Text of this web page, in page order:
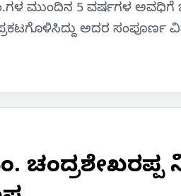
ಮುಂದಿನ 5 ವರ್ಷಗಳ ಅವಧಿಗೆ
ಅದರ ಸಂಪೂರ್ಣ